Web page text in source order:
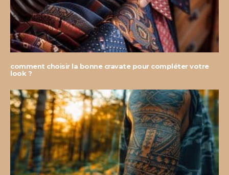
comment choisir la bonne cravate pour compléter votre
look ?